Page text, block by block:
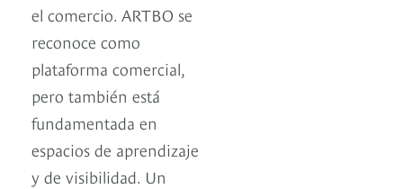
el comercio. ARTBO se
reconoce como
plataforma comercial,
pero también está
fundamentada en
espacios de aprendizaje
y de visibilidad. Un